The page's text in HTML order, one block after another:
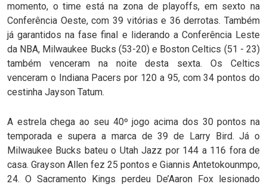
momento, o time está na zona de playoffs, em sexto na
Conferência Oeste, com 39 vitórias e 36 derrotas. Também
já garantidos na fase final e liderando a Conferência Leste
da NBA, Milwaukee Bucks (53-20) e Boston Celtics (51 - 23)
também venceram na noite desta sexta. Os Celtics
venceram o Indiana Pacers por 120 a 95, com 34 pontos do
cestinha Jayson Tatum.
A estrela chega ao seu 40º jogo acima dos 30 pontos na
temporada e supera a marca de 39 de Larry Bird. Já o
Milwaukee Bucks bateu o Utah Jazz por 144 a 116 fora de
casa. Grayson Allen fez 25 pontos e Giannis Antetokounmpo,
24. O Sacramento Kings perdeu De’Aaron Fox lesionado